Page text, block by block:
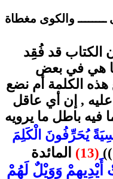
والكوى مغطاة
الكتاب قد فُقِد
هي في بعض
الكلمة أم نضع
, إن أي عاقل
باطل ما يرويه
يُحَرِّفُونَ الْكَلِمَ
))
(13) المائدة
أَيْدِيهِمْ وَوَيْلٌ لَهُمْ